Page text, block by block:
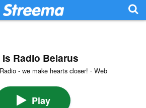
Radio Belarus
- we make hearts closer! · Web
Play